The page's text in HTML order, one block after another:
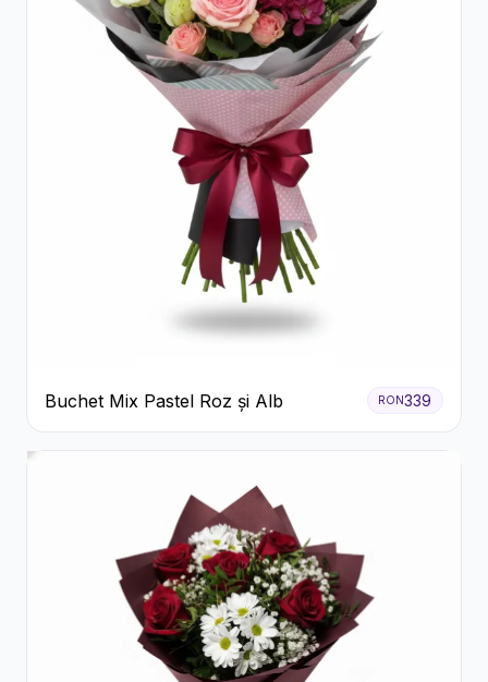
Buchet Mix Pastel Roz și Alb RON339